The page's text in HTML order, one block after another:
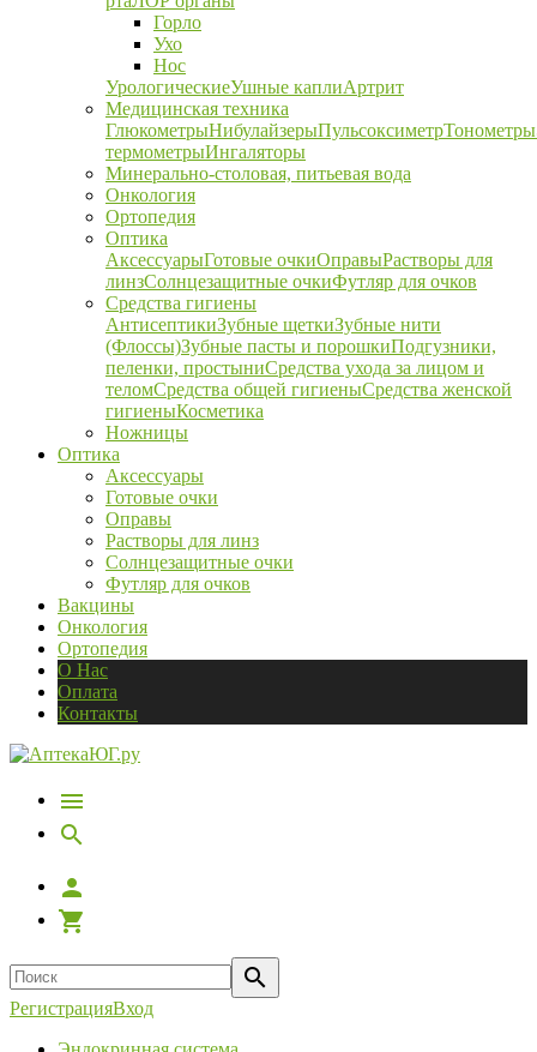
Горло
Ухо
Нос
УрологическиеУшные каплиАртрит
Медицинская техника
ГлюкометрыНибулайзерыПульсоксиметрТонометры
термометрыИнгаляторы
Минерально-столовая, питьевая вода
Онкология
Ортопедия
Оптика
АксессуарыГотовые очкиОправыРастворы для
линзСолнцезащитные очкиФутляр для очков
Средства гигиены
АнтисептикиЗубные щеткиЗубные нити
(Флоссы)Зубные пасты и порошкиПодгузники,
пеленки, простыниСредства ухода за лицом и
теломСредства общей гигиеныСредства женской
гигиеныКосметика
Ножницы
Оптика
Аксессуары
Готовые очки
Оправы
Растворы для линз
Солнцезащитные очки
Футляр для очков
Вакцины
Онкология
Ортопедия
О Нас
Оплата
Контакты
РегистрацияВход